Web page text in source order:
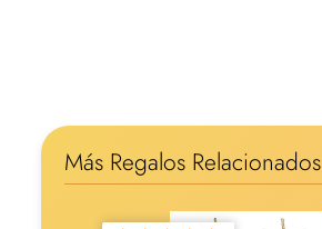
Más Regalos Relacionados